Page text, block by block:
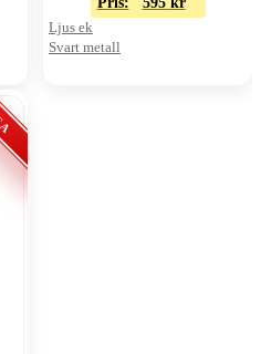
Ljus ek
Svart metall